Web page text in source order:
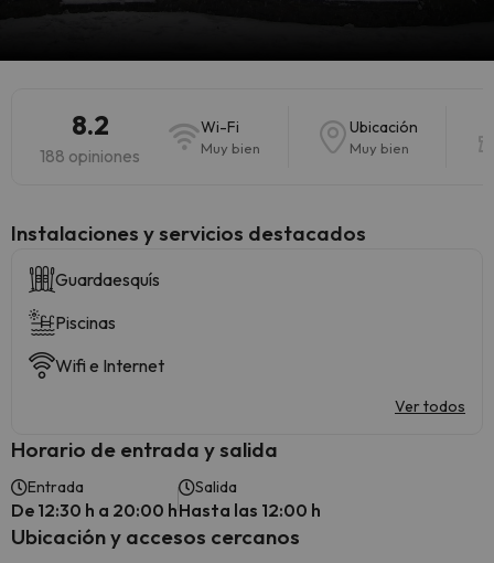
8.2
188 opiniones
Wi-Fi
Muy bien
Ubicación
Muy bien
Instalaciones y servicios destacados
Guardaesquís
Piscinas
Wifi e Internet
Ver todos
Horario de entrada y salida
Entrada
De 12:30 h a 20:00 h
Salida
Hasta las 12:00 h
Ubicación y accesos cercanos